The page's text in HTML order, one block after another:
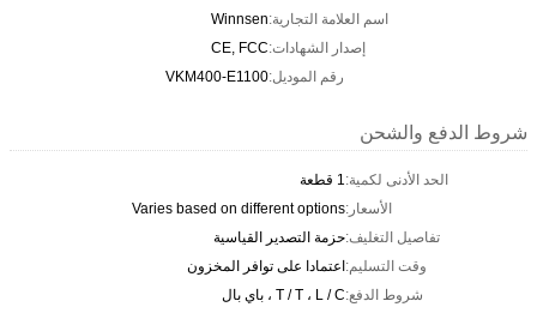
اسم العلامة التجارية:Winnsen
إصدار الشهادات:CE, FCC
رقم الموديل:VKM400-E1100
شروط الدفع والشحن
الحد الأدنى لكمية:1 قطعة
الأسعار:Varies based on different options
تفاصيل التغليف:حزمة التصدير القياسية
وقت التسليم:اعتمادا على توافر المخزون
شروط الدفع:T / T ، L / C ، باي بال